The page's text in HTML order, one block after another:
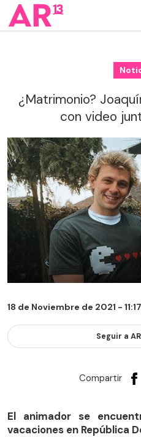
¿Matrimonio?
con video
18 de Noviembre de 2021 -
Seguir a
Compartir
El animador se
vacaciones en República